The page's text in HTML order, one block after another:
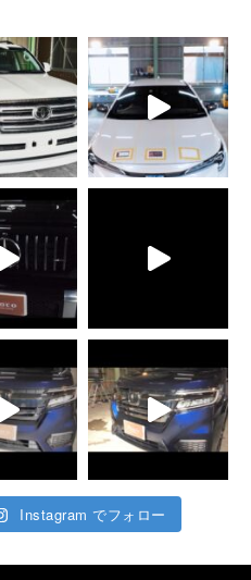
Instagram でフォロー